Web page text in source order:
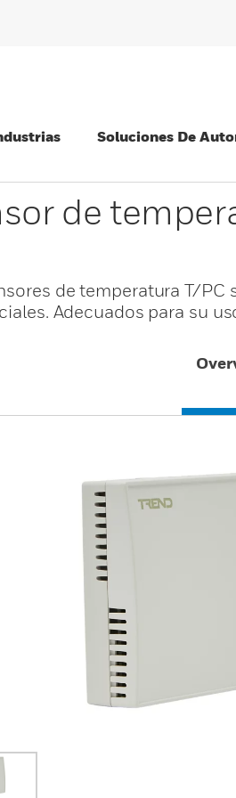
Soluciones De
de
de temperatura T/
Adecuados para su